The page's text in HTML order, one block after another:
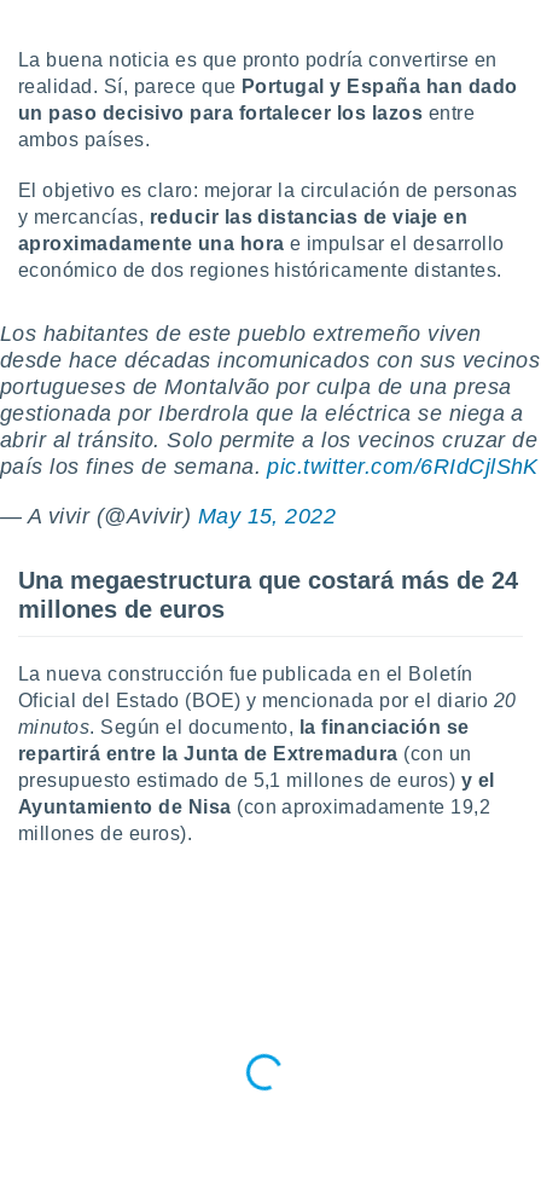
cookies
aceptar
de
sitio
de que
sean
el sitio
se
para
ni para
o
acceder a
La buena noticia es que pronto podría convertirse en
realidad. Sí, parece que Portugal y España han dado
un paso decisivo para fortalecer los lazos entre
ambos países.
El objetivo es claro: mejorar la circulación de personas
y mercancías, reducir las distancias de viaje en
aproximadamente una hora e impulsar el desarrollo
económico de dos regiones históricamente distantes.
Los habitantes de este pueblo extremeño viven
desde hace décadas incomunicados con sus vecinos
portugueses de Montalvão por culpa de una presa
gestionada por Iberdrola que la eléctrica se niega a
abrir al tránsito. Solo permite a los vecinos cruzar de
país los fines de semana.pic.twitter.com/6RIdCjlShK
— A vivir (@Avivir) May 15, 2022
Una megaestructura que costará más de 24
millones de euros
La nueva construcción fue publicada en el Boletín
Oficial del Estado (BOE) y mencionada por el diario 20
minutos. Según el documento, la financiación se
repartirá entre la Junta de Extremadura (con un
presupuesto estimado de 5,1 millones de euros) y el
Ayuntamiento de Nisa (con aproximadamente 19,2
millones de euros).